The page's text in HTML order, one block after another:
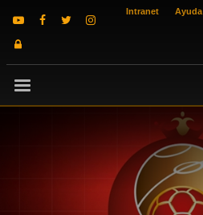
Intranet Ayuda